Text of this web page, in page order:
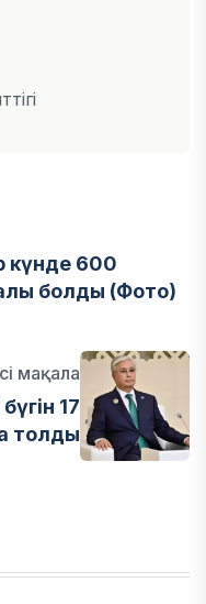
күнде 600
болды (Фото)
мақала
17
толды